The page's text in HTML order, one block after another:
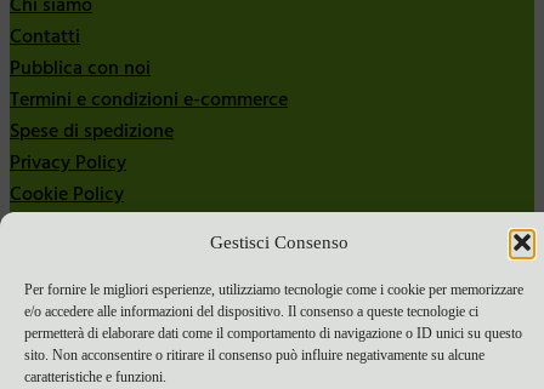
Gestisci Consenso
Per fornire le migliori esperienze, utilizziamo tecnologie come i cookie per memorizzare
e/o accedere alle informazioni del dispositivo. Il consenso a queste tecnologie ci
permetterà di elaborare dati come il comportamento di navigazione o ID unici su questo
sito. Non acconsentire o ritirare il consenso può influire negativamente su alcune
caratteristiche e funzioni.
Contatti
Pubblica con noi
Termini e condizioni e-commerce
Spese di spedizione
Privacy Policy
Cookie Policy
Bandi 2024
Bandi 2025